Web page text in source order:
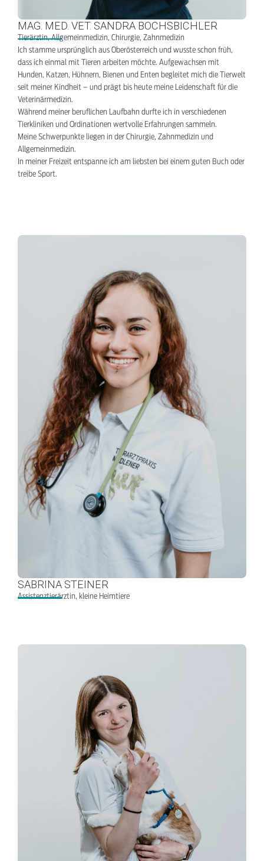
MAG. MED. VET. SANDRA BOCHSBICHLER
Tierärztin, Allgemeinmedizin, Chirurgie, Zahnmedizin
Ich stamme ursprünglich aus Oberösterreich und wusste schon früh,
dass ich einmal mit Tieren arbeiten möchte. Aufgewachsen mit
Hunden, Katzen, Hühnern, Bienen und Enten begleitet mich die Tierwelt
seit meiner Kindheit – und prägt bis heute meine Leidenschaft für die
Veterinärmedizin.
Während meiner beruflichen Laufbahn durfte ich in verschiedenen
Tierkliniken und Ordinationen wertvolle Erfahrungen sammeln.
Meine Schwerpunkte liegen in der Chirurgie, Zahnmedizin und
Allgemeinmedizin.
In meiner Freizeit entspanne ich am liebsten bei einem guten Buch oder
treibe Sport.
SABRINA STEINER
Assistenztierärztin, kleine Heimtiere